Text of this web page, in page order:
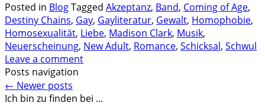
Posted in BlogTagged Akzeptanz, Band, Coming of Age,
Destiny Chains, Gay, Gayliteratur, Gewalt, Homophobie,
Homosexualität, Liebe, Madison Clark, Musik,
Neuerscheinung, New Adult, Romance, Schicksal, Schwul
Leave a comment
Posts navigation
← Newer posts
Ich bin zu finden bei ...